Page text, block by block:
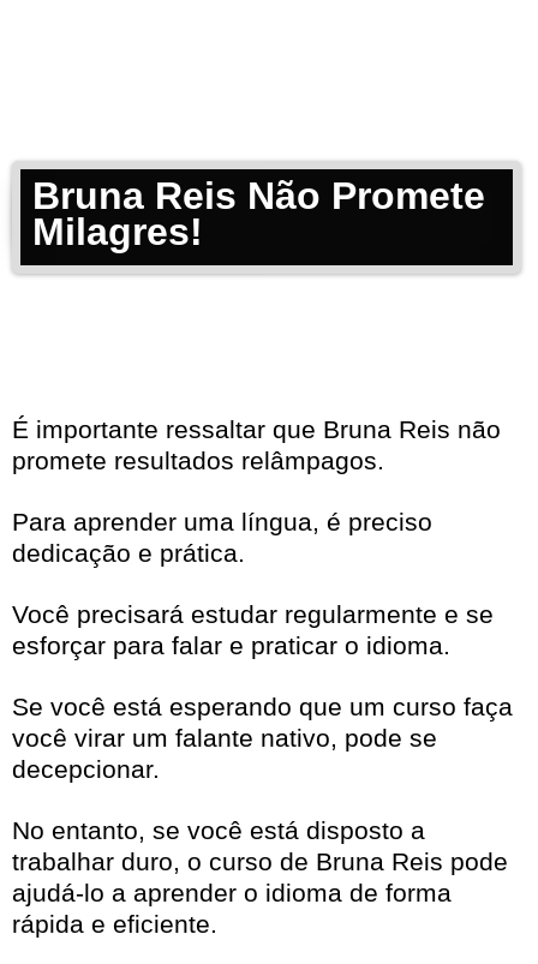
Bruna Reis Não Promete
Milagres!
É importante ressaltar que Bruna Reis não
promete resultados relâmpagos.
Para aprender uma língua, é preciso
dedicação e prática.
Você precisará estudar regularmente e se
esforçar para falar e praticar o idioma.
Se você está esperando que um curso faça
você virar um falante nativo, pode se
decepcionar.
No entanto, se você está disposto a
trabalhar duro, o curso de Bruna Reis pode
ajudá-lo a aprender o idioma de forma
rápida e eficiente.